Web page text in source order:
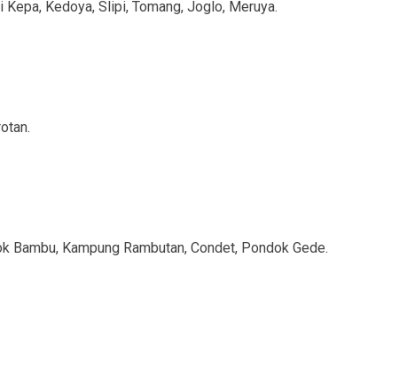
Kedoya, Slipi, Tomang, Joglo, Meruya.
Bambu, Kampung Rambutan, Condet, Pondok Gede.